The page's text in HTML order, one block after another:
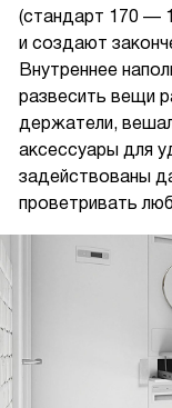
(стандарт 170 —
и создают
Внутреннее
развесить вещи
держатели,
аксессуары для
задействованы
проветривать